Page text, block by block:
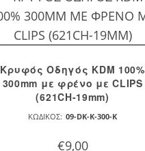
Κρυφός Οδηγός KDM 100%
300mm με φρένο με CLIPS
(621CH-19mm)
ΚΩΔΙΚΌΣ: 09-DK-K-300-K
€9,00